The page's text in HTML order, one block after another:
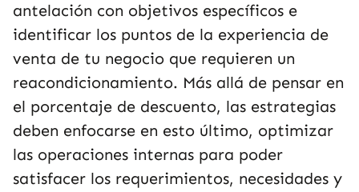
antelación con objetivos específicos e
identificar los puntos de la experiencia de
venta de tu negocio que requieren un
reacondicionamiento. Más allá de pensar en
el porcentaje de descuento, las estrategias
deben enfocarse en esto último, optimizar
las operaciones internas para poder
satisfacer los requerimientos, necesidades y